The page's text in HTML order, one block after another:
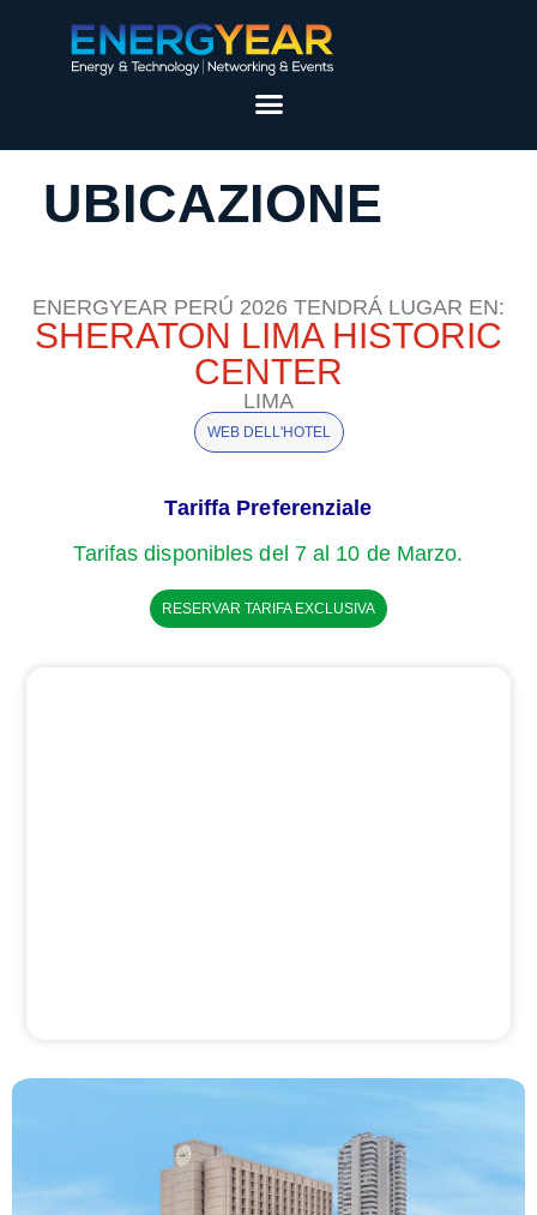
UBICAZIONE
ENERGYEAR PERÚ 2026 TENDRÁ LUGAR EN:
SHERATON LIMA HISTORIC
CENTER
LIMA
WEB DELL'HOTEL
Tariffa Preferenziale
Tarifas disponibles del 7 al 10 de Marzo.
RESERVAR TARIFA EXCLUSIVA